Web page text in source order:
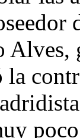
Alves,
la